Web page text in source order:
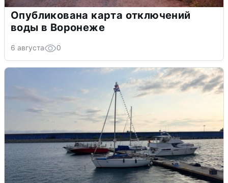
Опубликована карта отключений
воды в Воронеже
6 августа 0